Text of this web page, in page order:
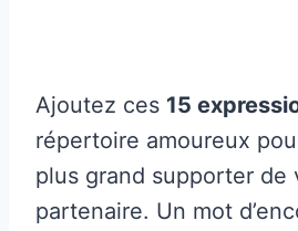
Ajoutez ces 15
répertoire amoureux
plus grand supporter de
partenaire. Un mot